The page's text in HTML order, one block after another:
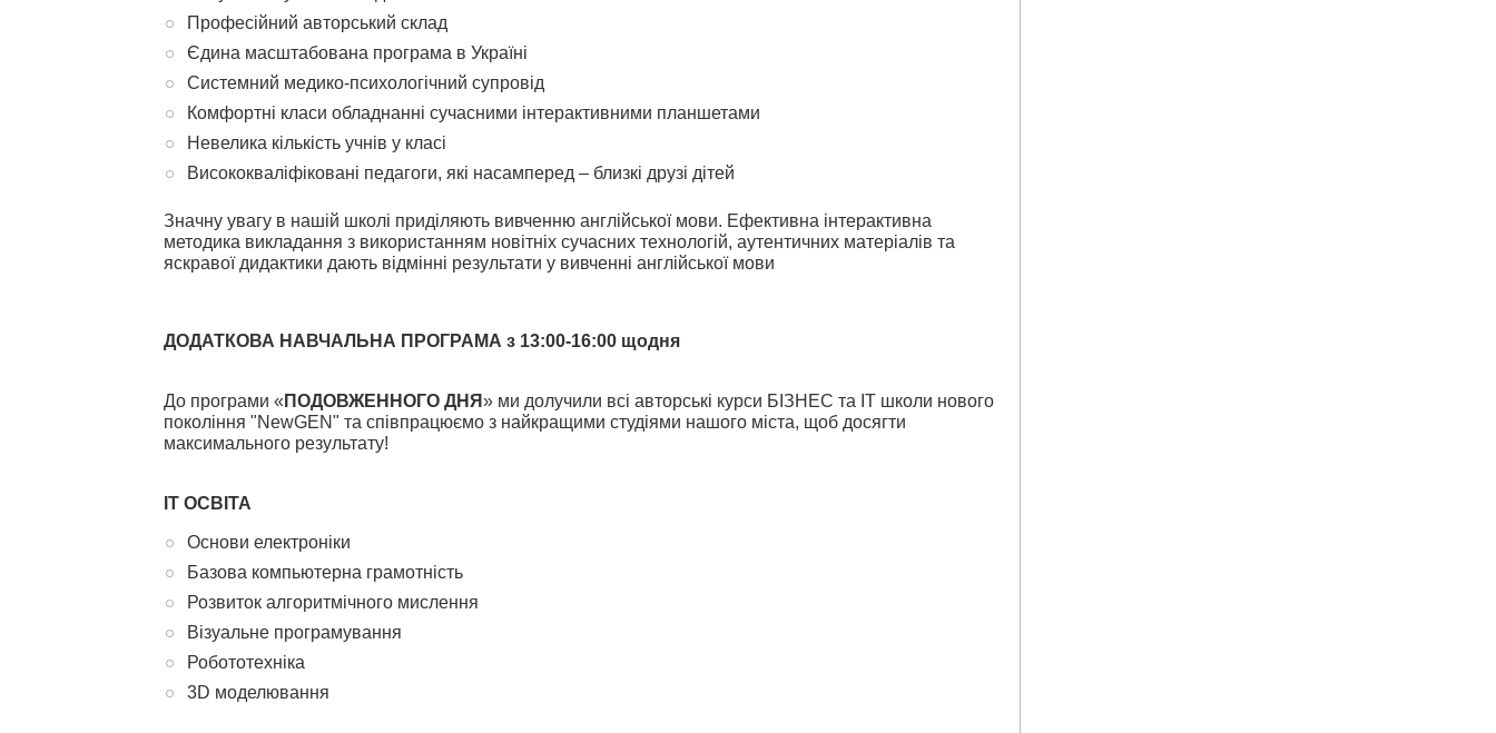
Професійний авторський склад
Єдина масштабована програма в Україні
Системний медико-психологічний супровід
Комфортні класи обладнанні сучасними інтерактивними планшетами
Невелика кількість учнів у класі
Висококваліфіковані педагоги, які насамперед – близкі друзі дітей
Значну увагу в нашій школі приділяють вивченню англійської мови. Ефективна інтерактивна
методика викладання з використанням новітніх сучасних технологій, аутентичних матеріалів та
яскравої дидактики дають відмінні результати у вивченні англійської мови
ДОДАТКОВА НАВЧАЛЬНА ПРОГРАМА з 13:00-16:00 щодня
До програми « ПОДОВЖЕННОГО ДНЯ» ми долучили всі авторські курси БІЗНЕС та IT школи нового
покоління "NewGEN" та співпрацюємо з найкращими студіями нашого міста, щоб досягти
максимального результату!
IT ОСВІТА
Основи електроніки
Базова компьютерна грамотність
Розвиток алгоритмічного мислення
Візуальне програмування
Робототехніка
3D моделювання